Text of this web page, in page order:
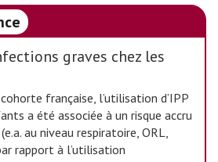
graves chez les
française, l’utilisation d’IPP
a été associée à un risque accru
au niveau respiratoire, ORL,
rapport à l’utilisation